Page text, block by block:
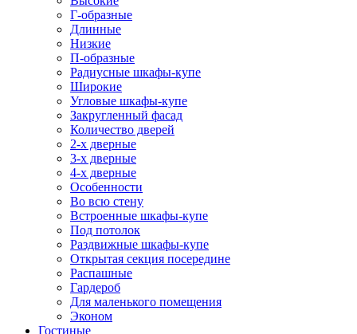
Г-образные
Длинные
Низкие
П-образные
Радиусные шкафы-купе
Широкие
Угловые шкафы-купе
Закругленный фасад
Количество дверей
2-х дверные
3-х дверные
4-х дверные
Особенности
Во всю стену
Встроенные шкафы-купе
Под потолок
Раздвижные шкафы-купе
Открытая секция посередине
Распашные
Гардероб
Для маленького помещения
Эконом
Гостиные